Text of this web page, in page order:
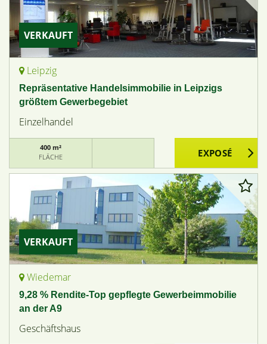
VERKAUFT
Leipzig
Repräsentative Handelsimmobilie in Leipzigs
größtem Gewerbegebiet
Einzelhandel
400 m²
FLÄCHE
VERKAUFT
Wiedemar
9,28 % Rendite-Top gepflegte Gewerbeimmobilie
an der A9
Geschäftshaus